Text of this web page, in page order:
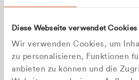
Diese Webseite verwendet Cookies
Wir verwenden Cookies, um
zu personalisieren, Funktionen
anbieten zu können und die